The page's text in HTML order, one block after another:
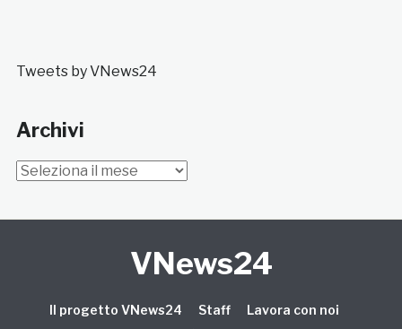
Tweets by VNews24
Archivi
Archivi
VNews24
Il progetto VNews24 Staff
Lavora con noi